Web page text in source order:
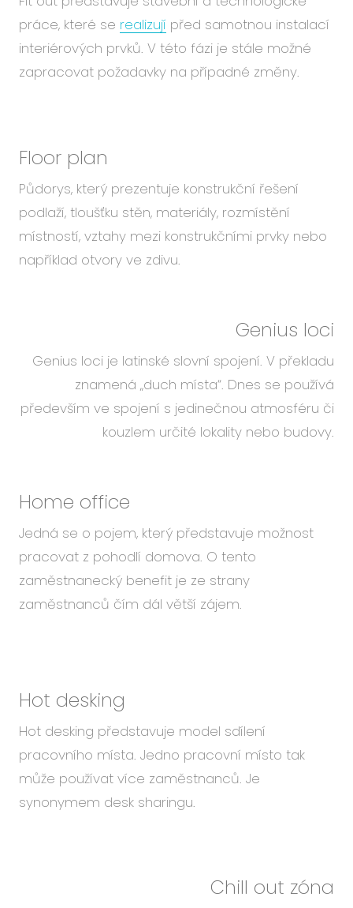
práce, které se realizují před samotnou instalací
interiérových prvků. V této fázi je stále možné
zapracovat požadavky na případné změny.
Floor plan
Půdorys, který prezentuje konstrukční řešení
podlaží, tloušťku stěn, materiály, rozmístění
místností, vztahy mezi konstrukčními prvky nebo
například otvory ve zdivu.
Genius loci
Genius loci je latinské slovní spojení. V překladu
znamená „duch místa“. Dnes se používá
především ve spojení s jedinečnou atmosféru či
kouzlem určité lokality nebo budovy.
Home office
Jedná se o pojem, který představuje možnost
pracovat z pohodlí domova. O tento
zaměstnanecký benefit je ze strany
zaměstnanců čím dál větší zájem.
Hot desking
Hot desking představuje model sdílení
pracovního místa. Jedno pracovní místo tak
může používat více zaměstnanců. Je
synonymem desk sharingu.
Chill out zóna